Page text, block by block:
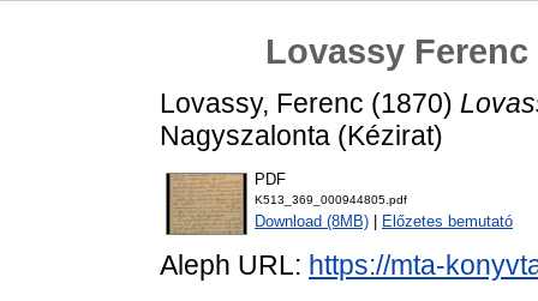
Lovassy
Lovassy, Ferenc (1870)
Nagyszalonta (Kézirat)
PDF
K513_369_000944805.pdf
Download (8MB) Előzetes bemutató
Aleph URL: https://mta-